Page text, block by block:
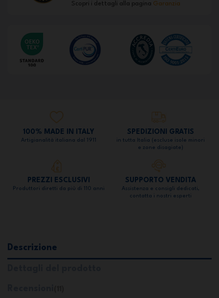
Scopri i dettagli alla pagina Garanzia
100% MADE IN ITALY
Artigianalità italiana dal 1911
SPEDIZIONI GRATIS
in tutta Italia (escluse isole minori
e zone disagiate)
PREZZI ESCLUSIVI
Produttori diretti da più di 110 anni
SUPPORTO VENDITA
Assistenza e consigli dedicati,
contatta i nostri esperti
Descrizione